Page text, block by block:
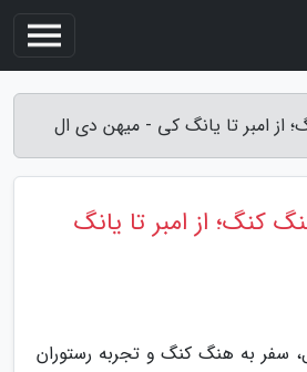
از امبر تا یانگ کی - میهن دی ال
کنگ؛ از امبر تا یانگ
سفر به هنگ کنگ و تجربه رستوران